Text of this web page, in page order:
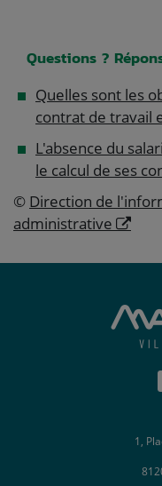
Questions ?
Quelles sont les
contrat de travail
L'absence du
le calcul de ses
© Direction de
administrative
1,